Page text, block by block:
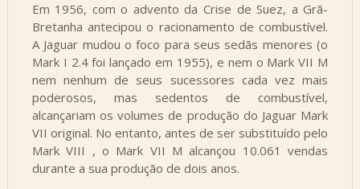
Em 1956, com o advento da Crise de Suez, a Grã-
Bretanha antecipou o racionamento de combustível.
A Jaguar mudou o foco para seus sedãs menores (o
Mark I 2.4 foi lançado em 1955), e nem o Mark VII M
nem nenhum de seus sucessores cada vez mais
poderosos, mas sedentos de combustível,
alcançariam os volumes de produção do Jaguar Mark
VII original. No entanto, antes de ser substituído pelo
Mark VIII , o Mark VII M alcançou 10.061 vendas
durante a sua produção de dois anos.